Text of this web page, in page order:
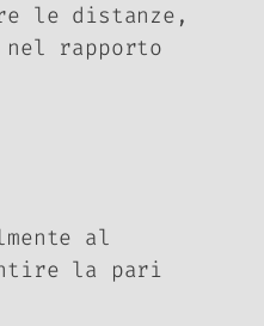
le distanze,
rapporto
al
la pari